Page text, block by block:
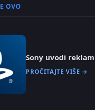
OVO
Sony uvodi
PROČITAJTE VIŠE →